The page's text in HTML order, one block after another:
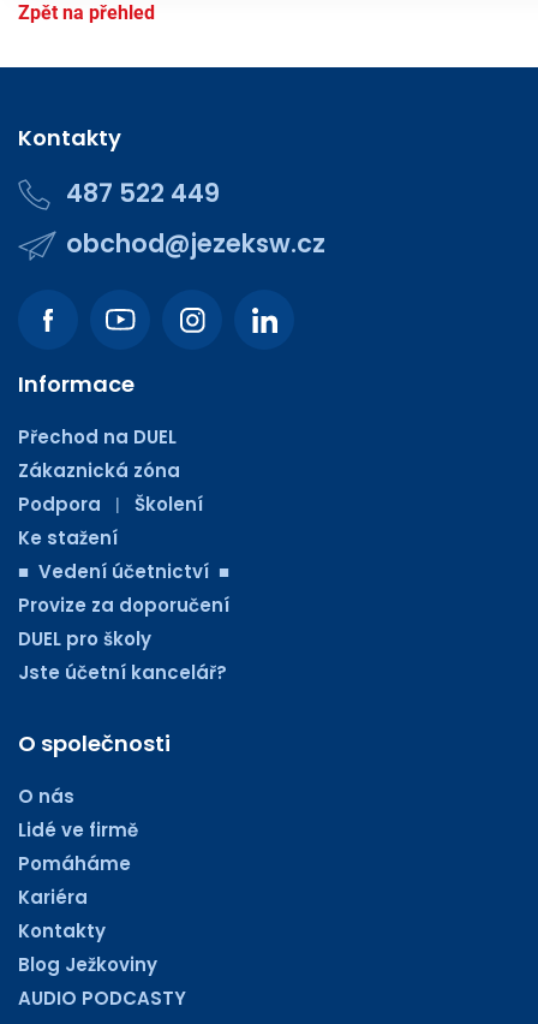
Zpět na přehled
Kontakty
487 522 449
obchod@jezeksw.cz
Informace
Přechod na DUEL
Zákaznická zóna
Podpora
| Školení
Ke stažení
■ Vedení účetnictví ■
Provize za doporučení
DUEL pro školy
Jste účetní kancelář?
O společnosti
O nás
Lidé ve firmě
Pomáháme
Kariéra
Kontakty
Blog Ježkoviny
AUDIO PODCASTY